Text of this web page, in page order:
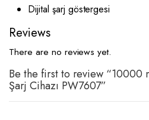
Dijital şarj göstergesi
Reviews
There are no reviews yet.
Be the first to review “10000
Şarj Cihazı PW7607”